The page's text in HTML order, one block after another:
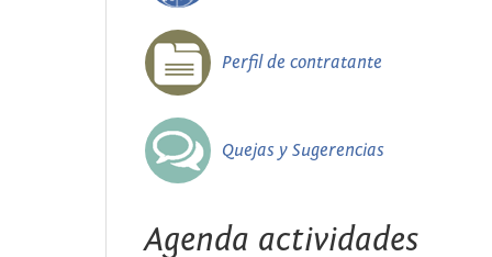
Perfil de contratante
Quejas y Sugerencias
Agenda actividades